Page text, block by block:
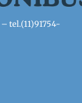
– tel.(11)91754-